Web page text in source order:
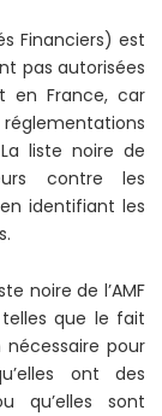
Financiers) est
pas autorisées
en France, car
liste noire de
contre les
identifiant les
noire de l’AMF
que le fait
nécessaire pour
ont des
qu’elles sont